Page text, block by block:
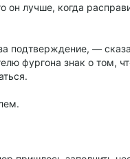
он лучше, когда
подтверждение, —
фургона знак о том,